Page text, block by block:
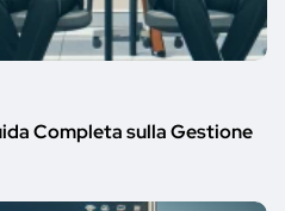
Completa sulla Gestione